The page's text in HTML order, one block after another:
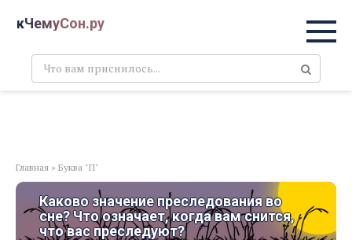
кЧемуСон.ру
Поиск:
Главная » Буква "П"
Каково значение преследования во
сне? Что означает, когда вам снится,
что вас преследуют?